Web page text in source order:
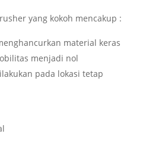
yang kokoh mencakup :
material keras
menjadi nol
pada lokasi tetap